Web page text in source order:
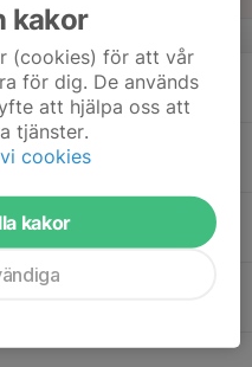
kakor
(cookies) för att vår
för dig. De används
att hjälpa oss att
tjänster.
cookies
kakor